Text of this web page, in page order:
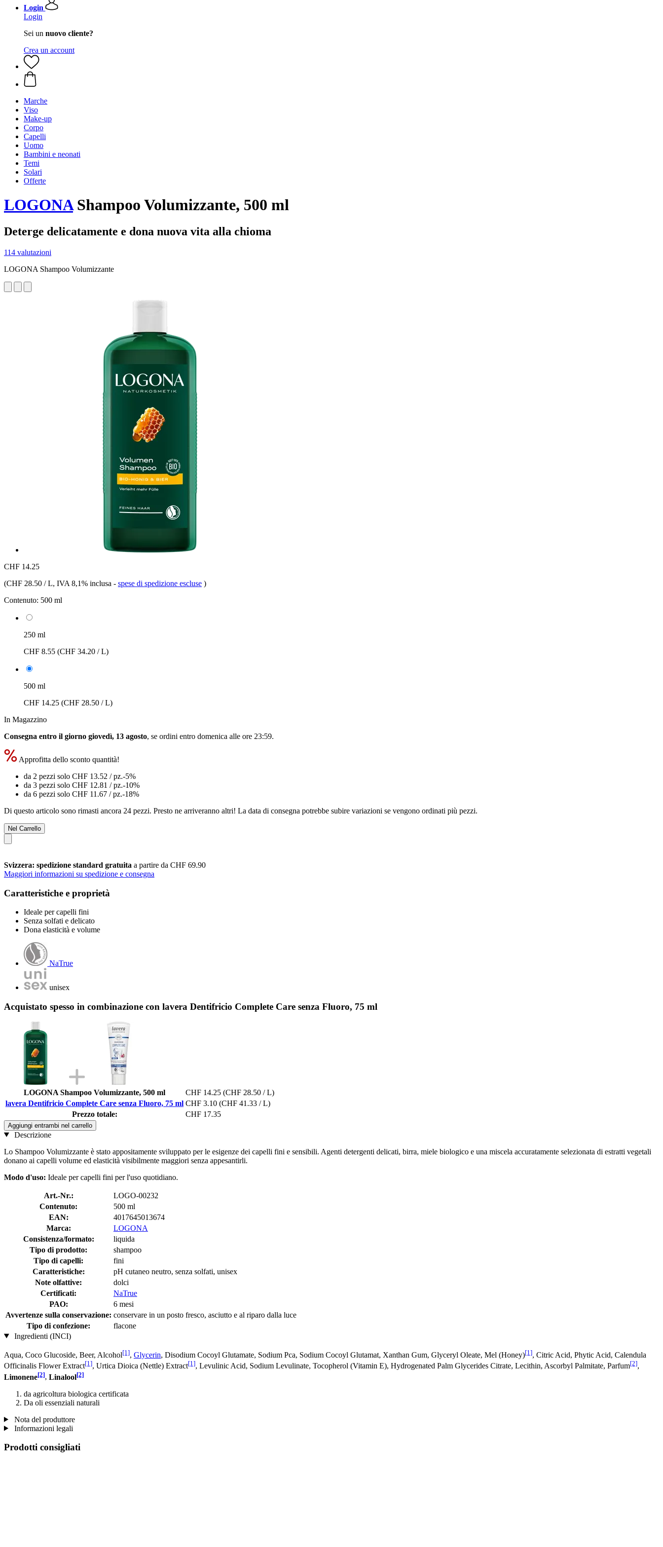
Login
Login
Sei un nuovo cliente?
Crea un account
Marche
Viso
Make-up
Corpo
Capelli
Uomo
Bambini e neonati
Temi
Solari
Offerte
LOGONAShampoo Volumizzante, 500 ml
Deterge delicatamente e dona nuova vita alla chioma
114 valutazioni
LOGONA Shampoo Volumizzante
CHF 14.25
(CHF 28.50 / L, IVA 8,1% inclusa - spese di spedizione escluse )
Contenuto: 500 ml
250 ml
CHF 8.55 (CHF 34.20 / L)
500 ml
CHF 14.25 (CHF 28.50 / L)
In Magazzino
Consegna entro il giorno giovedì, 13 agosto, se ordini entro domenica alle ore 23:59.
Approfitta dello sconto quantità!
da 2 pezzi solo CHF 13.52 / pz.-5%
da 3 pezzi solo CHF 12.81 / pz.-10%
da 6 pezzi solo CHF 11.67 / pz.-18%
Di questo articolo sono rimasti ancora 24 pezzi. Presto ne arriveranno altri! La data di consegna potrebbe subire variazioni se vengono ordinati più pezzi.
Nel Carrello
Svizzera: spedizione standard gratuita a partire da CHF 69.90
Maggiori informazioni su spedizione e consegna
Caratteristiche e proprietà
Ideale per capelli fini
Senza solfati e delicato
Dona elasticità e volume
NaTrue
unisex
Acquistato spesso in combinazione con lavera Dentifricio Complete Care senza Fluoro, 75 ml
LOGONA Shampoo Volumizzante, 500 ml CHF 14.25 (CHF 28.50 / L)
lavera Dentifricio Complete Care senza Fluoro, 75 ml CHF 3.10 (CHF 41.33 / L)
Prezzo totale:
CHF 17.35
Aggiungi entrambi nel carrello
Descrizione
Lo Shampoo Volumizzante è stato appositamente sviluppato per le esigenze dei capelli fini e sensibili. Agenti detergenti delicati, birra, miele biologico e una miscela accuratamente selezionata di estratti vegetali
donano ai capelli volume ed elasticità visibilmente maggiori senza appesantirli.
Modo d'uso: Ideale per capelli fini per l'uso quotidiano.
Art.-Nr.:
LOGO-00232
Contenuto:
500 ml
EAN:
4017645013674
Marca:
LOGONA
Consistenza/formato:
liquida
Tipo di prodotto:
shampoo
Tipo di capelli:
fini
Caratteristiche:
pH cutaneo neutro, senza solfati, unisex
Note olfattive:
dolci
Certificati:
NaTrue
PAO:
6 mesi
Avvertenze sulla conservazione: conservare in un posto fresco, asciutto e al riparo dalla luce
Tipo di confezione:
flacone
Ingredienti (INCI)
Aqua, Coco Glucoside, Beer, Alcohol[1], Glycerin, Disodium Cocoyl Glutamate, Sodium Pca, Sodium Cocoyl Glutamat, Xanthan Gum, Glyceryl Oleate, Mel (Honey)[1], Citric Acid, Phytic Acid, Calendula
Officinalis Flower Extract[1], Urtica Dioica (Nettle) Extract[1], Levulinic Acid, Sodium Levulinate, Tocopherol (Vitamin E), Hydrogenated Palm Glycerides Citrate, Lecithin, Ascorbyl Palmitate, Parfum[2],
Limonene[2], Linalool[2]
da agricoltura biologica certificata
Da oli essenziali naturali
Nota del produttore
Informazioni legali
Prodotti consigliati